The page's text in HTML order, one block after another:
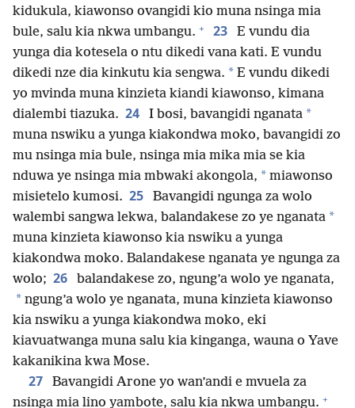
kidukula, kiawonso ovangidi kio muna nsinga mia
bule, salu kia nkwa umbangu. + 23
E vundu dia
yunga dia kotesela o ntu dikedi vana kati. E vundu
dikedi nze dia kinkutu kia sengwa. * E vundu dikedi
yo mvinda muna kinzieta kiandi kiawonso, kimana
dialembi tiazuka. 24 I bosi, bavangidi nganata *
muna nswiku a yunga kiakondwa moko, bavangidi zo
mu nsinga mia bule, nsinga mia mika mia se kia
nduwa ye nsinga mia mbwaki akongola, * miawonso
misietelo kumosi. 25
Bavangidi ngunga za wolo
walembi sangwa lekwa, balandakese zo ye nganata *
muna kinzieta kiawonso kia nswiku a yunga
kiakondwa moko. Balandakese nganata ye ngunga za
wolo; 26 balandakese zo, ngung’a wolo ye nganata,
* ngung’a wolo ye nganata, muna kinzieta kiawonso
kia nswiku a yunga kiakondwa moko, eki
kiavuatwanga muna salu kia kinganga, wauna o Yave
kakanikina kwa Mose.
27
Bavangidi Arone yo wan’andi e mvuela za
nsinga mia lino yambote, salu kia nkwa umbangu. +